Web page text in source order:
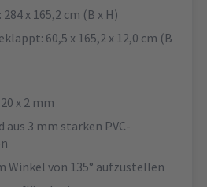
x 165,2 cm (B x H)
60,5 x 165,2 x 12,0 cm (B
x 2 mm
3 mm starken PVC-
Winkel von 135° aufzustellen